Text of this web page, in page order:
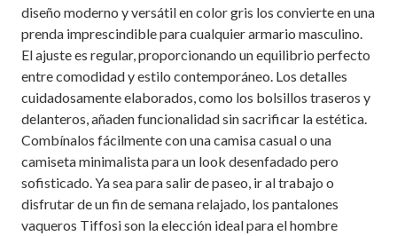
diseño moderno y versátil en color gris los convierte en una
prenda imprescindible para cualquier armario masculino.
El ajuste es regular, proporcionando un equilibrio perfecto
entre comodidad y estilo contemporáneo. Los detalles
cuidadosamente elaborados, como los bolsillos traseros y
delanteros, añaden funcionalidad sin sacrificar la estética.
Combínalos fácilmente con una camisa casual o una
camiseta minimalista para un look desenfadado pero
sofisticado. Ya sea para salir de paseo, ir al trabajo o
disfrutar de un fin de semana relajado, los pantalones
vaqueros Tiffosi son la elección ideal para el hombre